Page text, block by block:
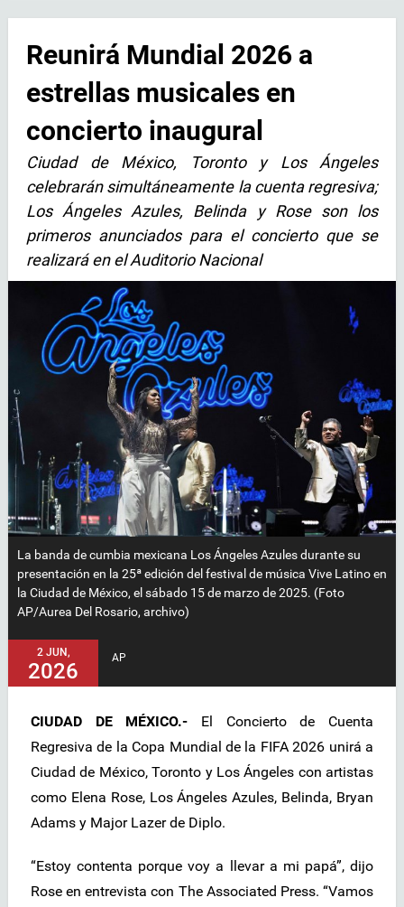
Reunirá Mundial 2026 a
estrellas musicales en
concierto inaugural
Ciudad de México, Toronto y Los Ángeles
celebrarán simultáneamente la cuenta regresiva;
Los Ángeles Azules, Belinda y Rose son los
primeros anunciados para el concierto que se
realizará en el Auditorio Nacional
La banda de cumbia mexicana Los Ángeles Azules durante su
presentación en la 25ª edición del festival de música Vive Latino en
la Ciudad de México, el sábado 15 de marzo de 2025. (Foto
AP/Aurea Del Rosario, archivo)
2 JUN,
2026
AP
CIUDAD DE MÉXICO.- El Concierto de Cuenta
Regresiva de la Copa Mundial de la FIFA 2026 unirá a
Ciudad de México, Toronto y Los Ángeles con artistas
como Elena Rose, Los Ángeles Azules, Belinda, Bryan
Adams y Major Lazer de Diplo.
“Estoy contenta porque voy a llevar a mi papá”, dijo
Rose en entrevista con The Associated Press. “Vamos